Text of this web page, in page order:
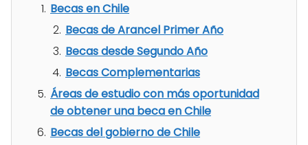
Becas en Chile
Becas de Arancel Primer Año
Becas desde Segundo Año
Becas Complementarias
Áreas de estudio con más oportunidad
de obtener una beca en Chile
Becas del gobierno de Chile